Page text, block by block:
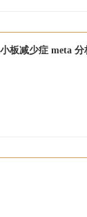
板减少症 meta 分